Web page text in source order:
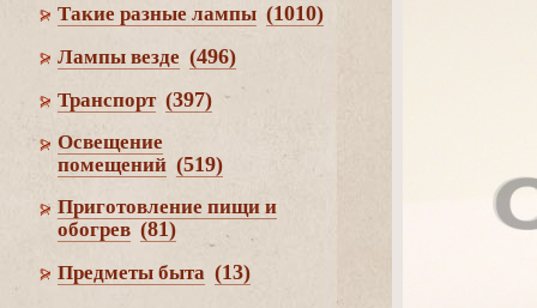
Такие разные лампы (1010)
Лампы везде (496)
Транспорт (397)
Освещение
помещений (519)
Приготовление пищи и
обогре (81)
Предметы быта (13)